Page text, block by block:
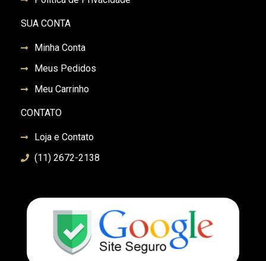
SUA CONTA
Minha Conta
Meus Pedidos
Meu Carrinho
CONTATO
Loja e Contato
(11) 2672-2138